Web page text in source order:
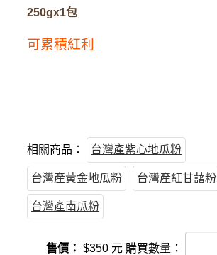
250gx1包
可累積紅利
相關商品： 台灣產紫心地瓜粉
台灣產黃金地瓜粉 台灣產紅甘藷粉
台灣產南瓜粉
售價： $350元 購買數量：